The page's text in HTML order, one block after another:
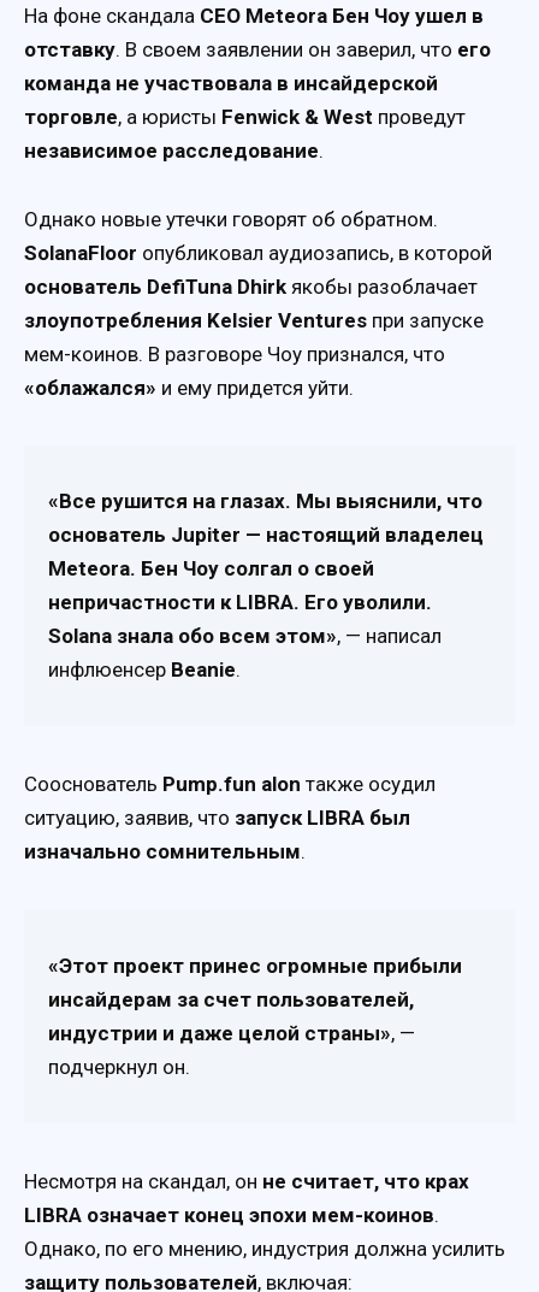
На фоне скандала CEO Meteora Бен Чоу ушел в
отставку. В своем заявлении он заверил, что его
команда не участвовала в инсайдерской
торговле, а юристы Fenwick & West проведут
независимое расследование.
Однако новые утечки говорят об обратном.
SolanaFloor опубликовал аудиозапись, в которой
основатель DefiTuna Dhirk якобы разоблачает
злоупотребления Kelsier Ventures при запуске
мем-коинов. В разговоре Чоу признался, что
«облажался» и ему придется уйти.
«Все рушится на глазах. Мы выяснили, что
основатель Jupiter — настоящий владелец
Meteora. Бен Чоу солгал о своей
непричастности к LIBRA. Его уволили.
Solana знала обо всем этом», — написал
инфлюенсер Beanie.
Сооснователь Pump.fun alon также осудил
ситуацию, заявив, что запуск LIBRA был
изначально сомнительным.
«Этот проект принес огромные прибыли
инсайдерам за счет пользователей,
индустрии и даже целой страны», —
подчеркнул он.
Несмотря на скандал, он не считает, что крах
LIBRA означает конец эпохи мем-коинов.
Однако, по его мнению, индустрия должна усилить
защиту пользователей, включая: